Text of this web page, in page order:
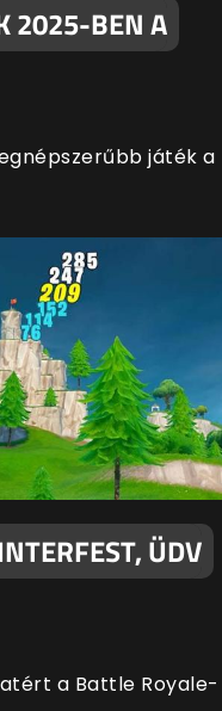
2025-BEN A
játék a
ÜDV
a Battle Royale-